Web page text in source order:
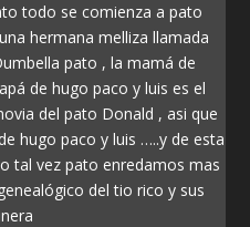
todo se comienza a pato
hermana melliza llamada
pato , la mamá de
de hugo paco y luis es el
del pato Donald , asi que
hugo paco y luis …..y de esta
tal vez pato enredamos mas
del tio rico y sus